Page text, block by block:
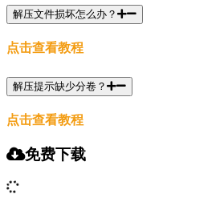
解压文件损坏怎么办？
点击查看教程
解压提示缺少分卷？
点击查看教程
免费下载